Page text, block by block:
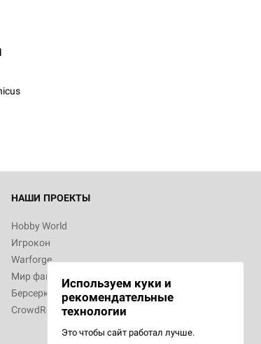
НАШИ ПРОЕКТЫ
Hobby World
Игрокон
Warforge
Мир фантастики
Берсерк
CrowdRepublic
Используем куки и
рекомендательные
технологии
Это чтобы сайт работал лучше.